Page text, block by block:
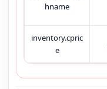
hname
inventory.cpric
e